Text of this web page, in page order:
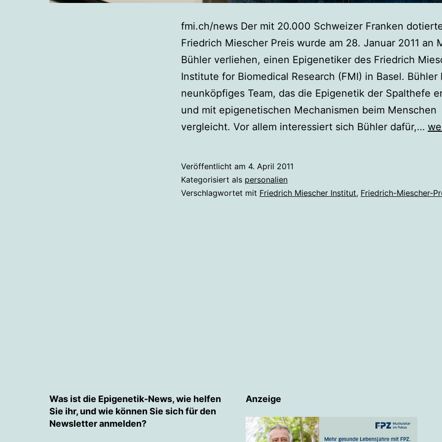
fmi.ch/news Der mit 20.000 Schweizer Franken
Friedrich Miescher Preis wurde am 28. Januar 2011 an
Bühler verliehen, einen Epigenetiker des Friedrich
Institute for Biomedical Research (FMI) in Basel.
neunköpfiges Team, das die Epigenetik der Spalthefe
und mit epigenetischen Mechanismen beim Menschen
vergleicht. Vor allem interessiert sich Bühler dafür,…
Veröffentlicht am 4. April 2011
Kategorisiert als personalien
Verschlagwortet mit Friedrich Miescher Institut, Friedrich-Miescher-
Was ist die Epigenetik-News, wie helfen
Sie ihr, und wie können Sie sich für den
Newsletter anmelden?
Anzeige